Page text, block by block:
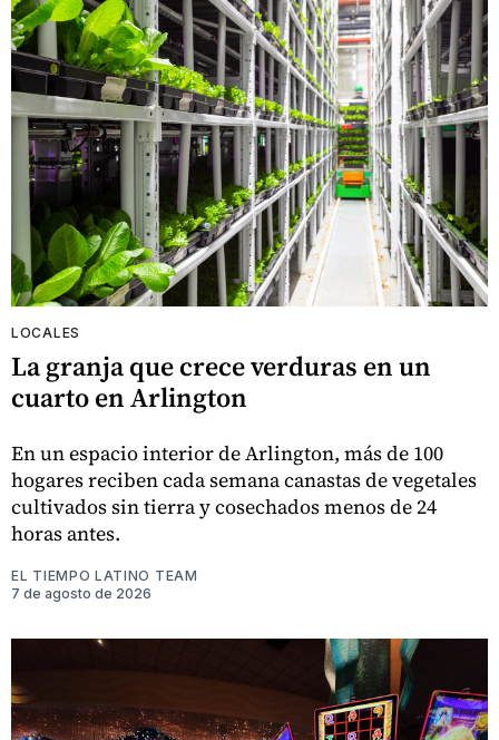
LOCALES
La granja que crece verduras en un
cuarto en Arlington
En un espacio interior de Arlington, más de 100
hogares reciben cada semana canastas de vegetales
cultivados sin tierra y cosechados menos de 24
horas antes.
EL TIEMPO LATINO TEAM
7 de agosto de 2026